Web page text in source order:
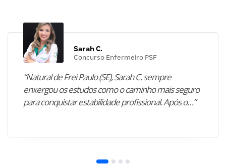
Sarah C.
Concurso Enfermeiro PSF
“Natural de Frei Paulo (SE), Sarah C. sempre
enxergou os estudos como o caminho mais seguro
para conquistar estabilidade profissional. Após o…”